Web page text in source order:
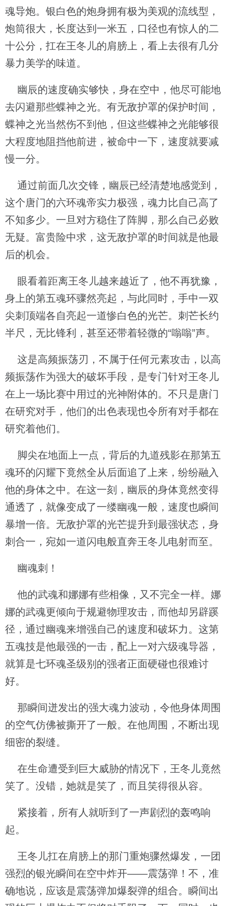
魂导炮。银白色的炮身拥有极为美观的流线型，
炮筒很大，长度达到一米五，口径也有惊人的二
十公分，扛在王冬儿的肩膀上，看上去很有几分
暴力美学的味道。
幽辰的速度确实够快，身在空中，他尽可能地
去闪避那些蝶神之光。有无敌护罩的保护时间，
蝶神之光当然伤不到他，但这些蝶神之光能够很
大程度地阻挡他前进，被命中一下，速度就要减
慢一分。
通过前面几次交锋，幽辰已经清楚地感觉到，
这个唐门的六环魂帝实力极强，魂力比自己高了
不知多少。一旦对方稳住了阵脚，那么自己必败
无疑。富贵险中求，这无敌护罩的时间就是他最
后的机会。
眼看着距离王冬儿越来越近了，他不再犹豫，
身上的第五魂环骤然亮起，与此同时，手中一双
尖刺顶端各自亮起一道惨白色的光芒。刺芒长约
半尺，无比锋利，甚至还带着轻微的“嗡嗡”声。
这是高频振荡刃，不属于任何元素攻击，以高
频振荡作为强大的破坏手段，是专门针对王冬儿
在上一场比赛中用过的光神附体的。不只是唐门
在研究对手，他们的出色表现也令所有对手都在
研究着他们。
脚尖在地面上一点，背后的九道残影在那第五
魂环的闪耀下竟然全从后面追了上来，纷纷融入
他的身体之中。在这一刻，幽辰的身体竟然变得
通透了，就像变成了一缕幽魂一般，速度也瞬间
暴增一倍。无敌护罩的光芒提升到最强状态，身
刺合一，宛如一道闪电般直奔王冬儿电射而至。
幽魂刺！
他的武魂和娜娜有些相像，又不完全一样。娜
娜的武魂更倾向于规避物理攻击，而他却另辟蹊
径，通过幽魂来增强自己的速度和破坏力。这第
五魂技是他最强的一击，配上一对六级魂导器，
就算是七环魂圣级别的强者正面硬碰也很难讨
好。
那瞬间迸发出的强大魂力波动，令他身体周围
的空气仿佛被撕开了一般。在他周围，不断出现
细密的裂缝。
在生命遭受到巨大威胁的情况下，王冬儿竟然
笑了。没错，她就是笑了，而且笑得很从容。
紧接着，所有人就听到了一声剧烈的轰鸣响
起。
王冬儿扛在肩膀上的那门重炮骤然爆发，一团
强烈的银光瞬间在空中炸开——震荡弹！不，准
确地说，应该是震荡弹加爆裂弹的组合。瞬间出